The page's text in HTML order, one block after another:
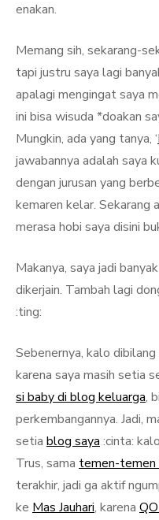
enakan.
Memang sih, sekarang-
tapi justru saya lagi
apalagi mengingat saya
ini bisa wisuda *doakan
Mungkin, ada yang tanya, ‘
jawabannya adalah saya
dengan jurusan yang
kemaren kelar. Sekarang
merasa hobi saya disini
Makanya, saya jadi
dikerjain. Tambah lagi
:ting:
Sebenernya, kalo
karena saya masih setia
si baby di blog keluarga,
perkembangannya. Jadi,
setia blog saya :cinta:
Trus, sama temen-
terakhir, jadi ga aktif
ke Mas Jauhari, karena